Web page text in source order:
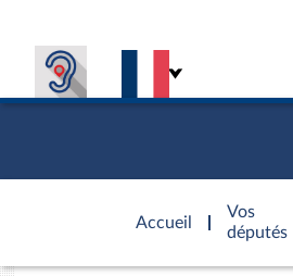
Accueil
d'accueil
Vos
députés